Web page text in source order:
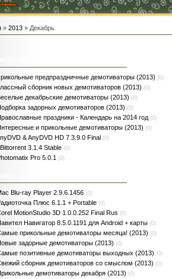
» 2013 » Декабрь
предпраздничные демотиваторы (2013) (0)
сборник новых демотиваторов (2013) (0)
декабрьские демотиваторы (2013) (0)
задорных демотиваторов (2013) (0)
праздники - Календарь на 2014 год (0)
и прикольные демотиваторы (2013) (0)
& AnyDVD HD 7.3.9.0 Final (0)
3.1.4 Stable (0)
Pro 5.0.1 (0)
Blu-ray Player 2.9.6.1456 (0)
Плюс 6.1.1 + Portable (0)
MotionStudio 3D 1.0.0.252 Final Rus (0)
Навигатор 8.5.0.1191 для Android + карты (0)
прикольные демотиваторы месяца! (2013) (0)
задорные демотиваторы (2013) (0)
позитивные демотиваторы выходных (2013) (0)
сборник демотиваторов со смыслом (2013) (0)
демотиваторы декабря (2013) (0)